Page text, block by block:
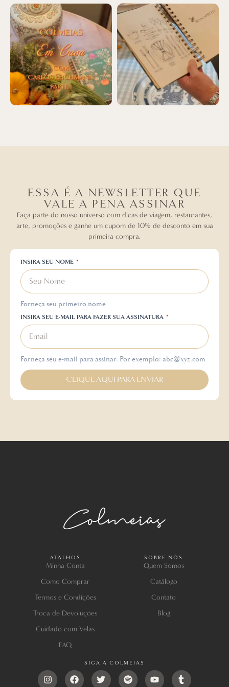
ESSA É A NEWSLETTER QUE
VALE A PENA ASSINAR
Faça parte do nosso universo com dicas de viagem, restaurantes,
arte, promoções e ganhe um cupom de 10% de desconto em sua
primeira compra.
INSIRA SEU NOME
Forneça seu primeiro nome
INSIRA SEU E-MAIL PARA FAZER SUA ASSINATURA
Forneça seu e-mail para assinar. Por exemplo: abc@xyz.com
CLIQUE AQUI PARA ENVIAR
SOBRE NÓS
Quem Somos
Catálogo
Contato
Blog
ATALHOS
Minha Conta
Como Comprar
Termos e Condições
Troca de Devoluções
Cuidado com Velas
FAQ
SIGA A COLMEIAS